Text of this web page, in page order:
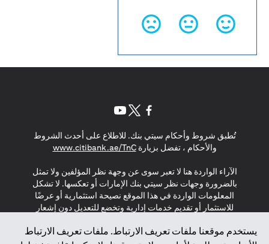
يستخدم موقعنا ملفات تعريف الارتباط. ملفات تعريف الارتباط
تُطبق شروط وأحكام سيتي بنك. للاطلاع على أحدث الشروط
والأحكام ، تفضل بزيارةwww.citibank.ae/TnC
in a new tab
الآراء الواردة هنا لا تعبر سوى عن وجهة نظر المؤلفين ولا تمثل
بالضرورة وجهات نظر سيتي بنك الإمارات أو تعكسها. لا تشكل
المعلومات الواردة في هذا الموقع نصيحة استثمارية أو عرضًا
للاستثمار أو تقديم خدمات إدارية وتخضع للتعديل دون إشعار